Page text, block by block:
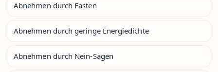
Abnehmen durch Fasten
Abnehmen durch geringe Energiedichte
Abnehmen durch Nein-Sagen